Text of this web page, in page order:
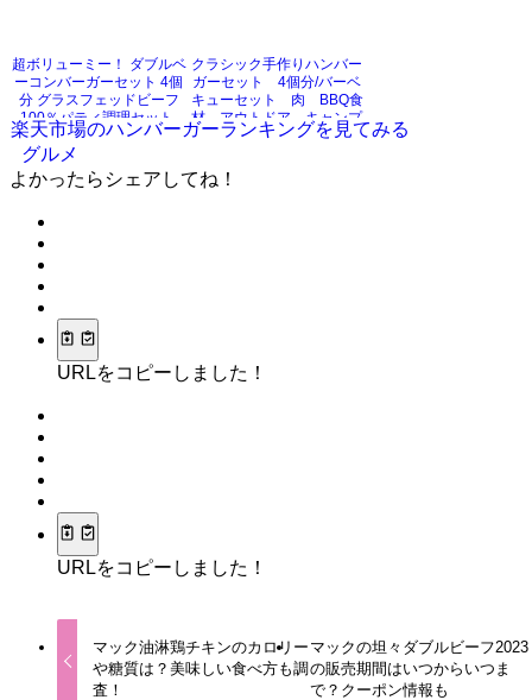
賞）を含むグルメバーガー
5個セット ※チキンナゲ
ット 25個付き
超ボリューミー！ ダブルベ
ーコンバーガーセット 4個
分 グラスフェッドビーフ
100％パティ調理セット-
SET898
クラシック手作りハンバー
ガーセット 4個分/バーベ
キューセット 肉 BBQ食
材 アウトドア キャンプ
ー 調理セットSET117
楽天市場のハンバーガーランキングを見てみる
グルメ
よかったらシェアしてね！
URLをコピーしました！
URLをコピーしました！
マック油淋鶏チキンのカロリー
や糖質は？美味しい食べ方も調
査！
マックの坦々ダブルビーフ2023
の販売期間はいつからいつま
で？クーポン情報も